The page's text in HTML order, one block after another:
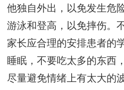
他独自外出，以免发生危
游泳和登高，以免摔伤。
家长应合理的安排患者的
睡眠，不要吃太多的东西
尽量避免情绪上有太大的